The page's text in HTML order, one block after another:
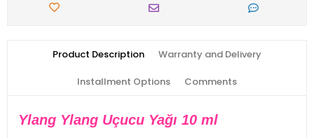
Product Description Warranty and Delivery
Installment Options Comments
Ylang Ylang Uçucu Yağı 10 ml